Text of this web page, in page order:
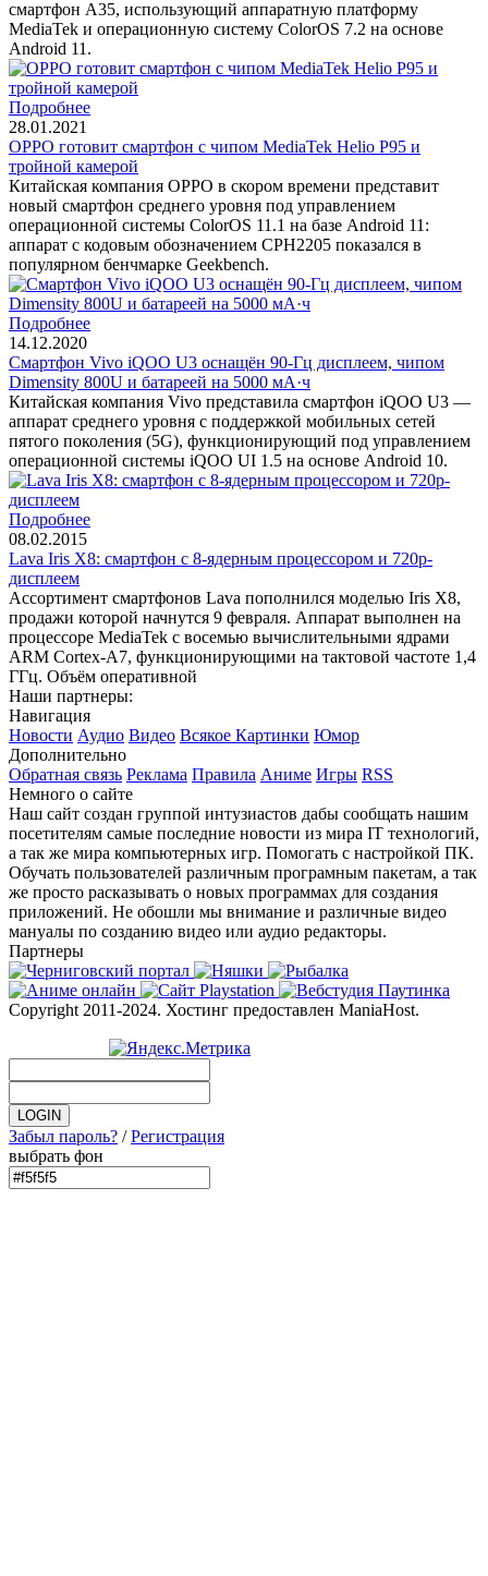
смартфон A35, использующий аппаратную платформу
MediaTek и операционную систему ColorOS 7.2 на основе
Android 11.
Подробнее
28.01.2021
OPPO готовит смартфон с чипом MediaTek Helio P95 и
тройной камерой
Китайская компания OPPO в скором времени представит
новый смартфон среднего уровня под управлением
операционной системы ColorOS 11.1 на базе Android 11:
аппарат с кодовым обозначением CPH2205 показался в
популярном бенчмарке Geekbench.
Подробнее
14.12.2020
Смартфон Vivo iQOO U3 оснащён 90-Гц дисплеем, чипом
Dimensity 800U и батареей на 5000 мА·ч
Китайская компания Vivo представила смартфон iQOO U3 —
аппарат среднего уровня с поддержкой мобильных сетей
пятого поколения (5G), функционирующий под управлением
операционной системы iQOO UI 1.5 на основе Android 10.
Подробнее
08.02.2015
Lava Iris X8: смартфон с 8-ядерным процессором и 720p-
дисплеем
Ассортимент смартфонов Lava пополнился моделью Iris X8,
продажи которой начнутся 9 февраля. Аппарат выполнен на
процессоре MediaTek с восемью вычислительными ядрами
ARM Cortex-A7, функционирующими на тактовой частоте 1,4
ГГц. Объём оперативной
Наши партнеры:
Навигация
Новости Аудио Видео Всякое Картинки Юмор
Дополнительно
Обратная связь Реклама Правила Аниме Игры RSS
Немного о сайте
Наш сайт создан группой интузиастов дабы сообщать нашим
посетителям самые последние новости из мира IT технологий,
а так же мира компьютерных игр. Помогать с настройкой ПК.
Обучать пользователей различным програмным пакетам, а так
же просто расказывать о новых программах для создания
приложений. Не обошли мы внимание и различные видео
мануалы по созданию видео или аудио редакторы.
Партнеры
Copyright 2011-2024. Хостинг предоставлен ManiaHost.
Забыл пароль? /Регистрация
выбрать фон